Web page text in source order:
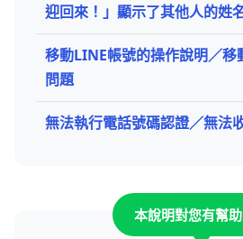
迎回來！」顯示了其他人的姓
移動LINE帳號的操作說明／
問題
無法執行電話號碼認證／無法
本說明對您有幫